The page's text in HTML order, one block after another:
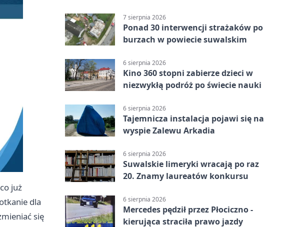
już
dla
się
7 sierpnia 2026
Ponad 30 interwencji strażaków po
burzach w powiecie suwalskim
6 sierpnia 2026
Kino 360 stopni zabierze dzieci w
niezwykłą podróż po świecie nauki
6 sierpnia 2026
Tajemnicza instalacja pojawi się na
wyspie Zalewu Arkadia
6 sierpnia 2026
Suwalskie limeryki wracają po raz
20. Znamy laureatów konkursu
6 sierpnia 2026
Mercedes pędził przez Płociczno -
kierująca straciła prawo jazdy